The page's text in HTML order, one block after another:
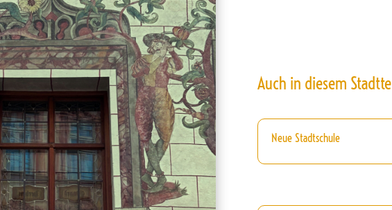
Auch in diesem
Neue Stadtschule